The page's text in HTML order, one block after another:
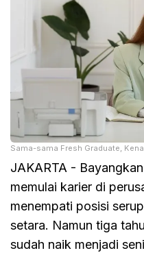
Sama-sama Fresh Graduate,
JAKARTA -
memulai karier di
menempati posisi
setara. Namun tiga
sudah naik menjadi